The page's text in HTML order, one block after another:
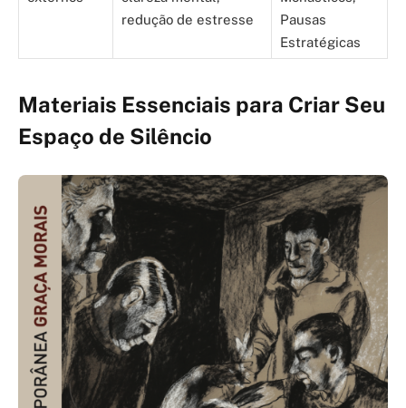
redução de estresse
Pausas
Estratégicas
Materiais Essenciais para Criar Seu
Espaço de Silêncio